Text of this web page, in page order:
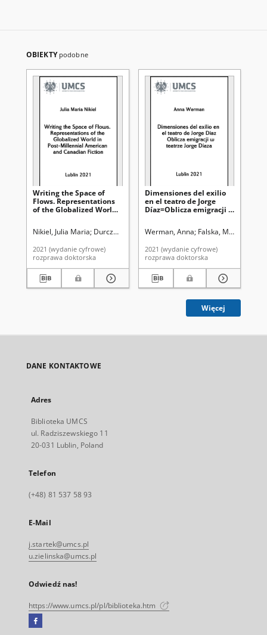
OBIEKTY podobne
Writing the Space of
Flows. Representations
of the Globalized World
Fiction
Nikiel, Julia Maria Durczak, Joanna. Promotor
2021 (wydanie cyfrowe)
rozprawa doktorska
Dimensiones del exilio
en el teatro de Jorge
Díaz=Oblicza emigracji w
Werman, Anna Falska, Maria.
2021 (wydanie cyfrowe)
rozprawa doktorska
Więcej
DANE KONTAKTOWE
Adres
Biblioteka UMCS
ul. Radziszewskiego 11
20-031 Lublin, Poland
Telefon
(+48) 81 537 58 93
E-Mail
j.startek@umcs.pl
u.zielinska@umcs.pl
Odwiedź nas!
https://www.umcs.pl/pl/biblioteka.htm
Facebook